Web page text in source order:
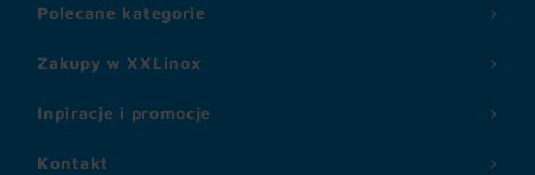
Zakupy w XXLinox
Inpiracje i promocje
Polecane kategorie
Kontakt